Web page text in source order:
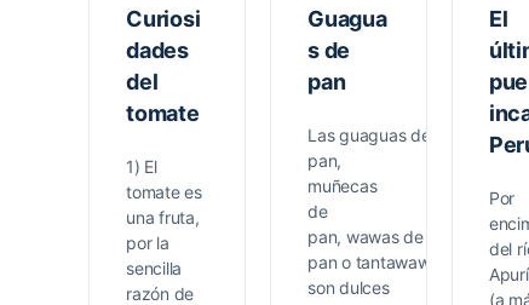
Curiosi
dades
del
tomate
1) El
tomate es
una fruta,
por la
sencilla
razón de
Guagua
s de
pan
Las guaguas de
pan,
muñecas
de
pan, wawas de
pan o tantawawas,
son dulces
El
Por
del
(a